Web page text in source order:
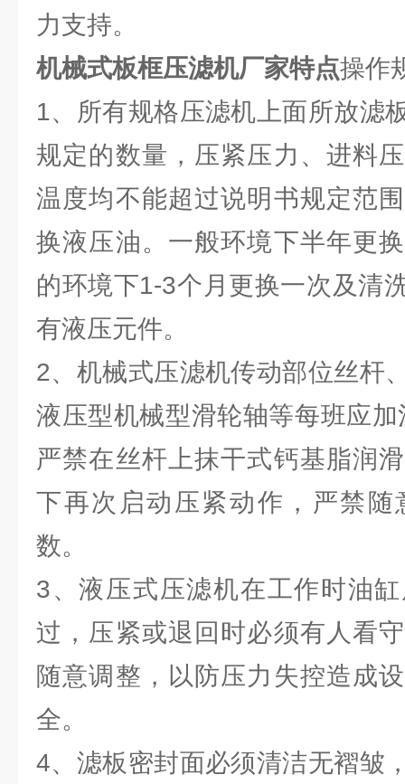
力支持。
机械式板框压滤机厂家特点操作
1、所有规格压滤机上面所放滤
规定的数量，压紧压力、进料
温度均不能超过说明书规定范
换液压油。一般环境下半年更
的环境下1-3个月更换一次及清
有液压元件。
2、机械式压滤机传动部位丝杆
液压型机械型滑轮轴等每班应
严禁在丝杆上抹干式钙基脂润
下再次启动压紧动作，严禁随
数。
3、液压式压滤机在工作时油
过，压紧或退回时必须有人看
随意调整，以防压力失控造成
全。
4、滤板密封面必须清洁无褶皱